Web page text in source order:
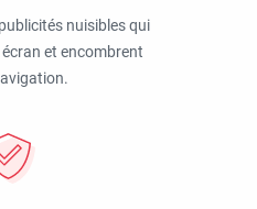
nuisibles qui
et encombrent